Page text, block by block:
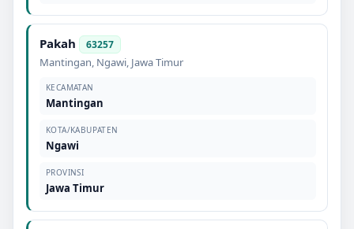
Pakah 63257
Mantingan, Ngawi, Jawa Timur
KECAMATAN
Mantingan
KOTA/KABUPATEN
Ngawi
PROVINSI
Jawa Timur